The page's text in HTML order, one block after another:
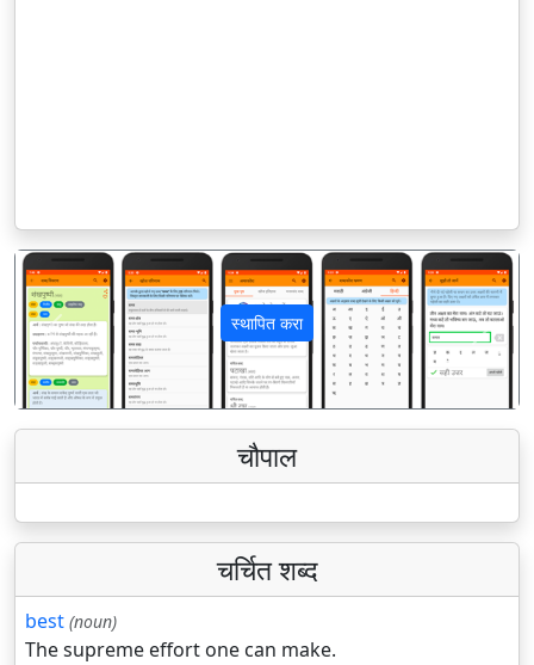
स्थापित करा
पिछला अगला
चौपाल
चर्चित शब्द
best (noun)
The supreme effort one can make.